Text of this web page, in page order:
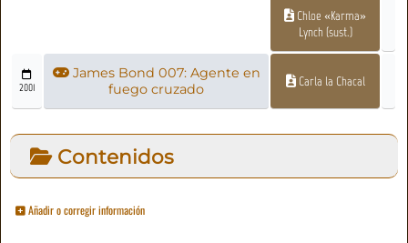
Chloe «Karma»
Lynch (sust.)
2001
James Bond 007: Agente en
fuego cruzado
Carla la Chacal
Contenidos
Añadir o corregir información